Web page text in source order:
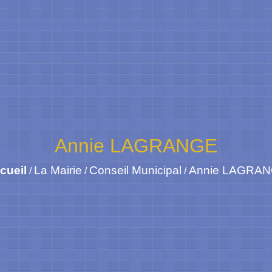
Annie LAGRANGE
/ La Mairie / Conseil Municipal /Annie